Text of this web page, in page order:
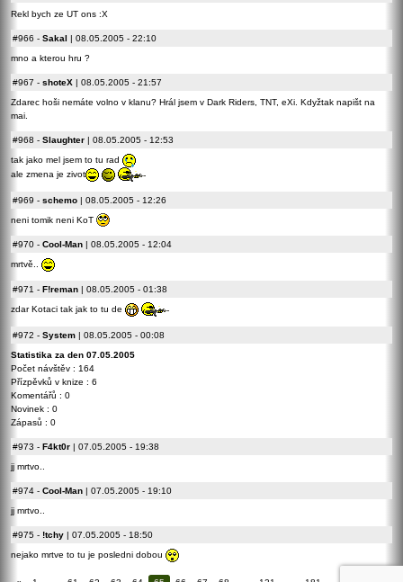
Rekl bych ze UT ons :X
#966 - Sakal | 08.05.2005 - 22:10
mno a kterou hru ?
#967 - shoteX | 08.05.2005 - 21:57
Zdarec hoši nemáte volno v klanu? Hrál jsem v Dark Riders, TNT, eXi. Kdyžtak napišt na
mai.
#968 - Slaughter | 08.05.2005 - 12:53
tak jako mel jsem to tu rad
ale zmena je zivot
#969 - schemo | 08.05.2005 - 12:26
neni tomik neni KoT
#970 - Cool-Man | 08.05.2005 - 12:04
mrtvě..
#971 - F!reman | 08.05.2005 - 01:38
zdar Kotaci tak jak to tu de
#972 - System | 08.05.2005 - 00:08
Statistika za den 07.05.2005
Počet návštěv : 164
Přízpěvků v knize : 6
Komentářů : 0
Novinek : 0
Zápasů : 0
#973 - F4kt0r | 07.05.2005 - 19:38
jj mrtvo..
#974 - Cool-Man | 07.05.2005 - 19:10
jj mrtvo..
#975 - !tchy | 07.05.2005 - 18:50
nejako mrtve to tu je posledni dobou